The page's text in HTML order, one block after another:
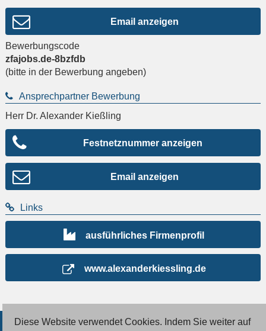
Email anzeigen
Bewerbungscode
zfajobs.de-8bzfdb
(bitte in der Bewerbung angeben)
Ansprechpartner Bewerbung
Herr Dr. Alexander Kießling
Festnetznummer anzeigen
Email anzeigen
Links
ausführliches Firmenprofil
www.alexanderkiessling.de
© 2026 Deutsche Jobmarkt GmbH
Diese Website verwendet Cookies. Indem Sie weiter auf